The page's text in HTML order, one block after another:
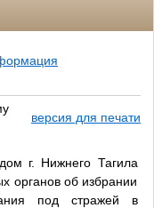
версия для печати
г. Нижнего Тагила
органов об избрании
под стражей в